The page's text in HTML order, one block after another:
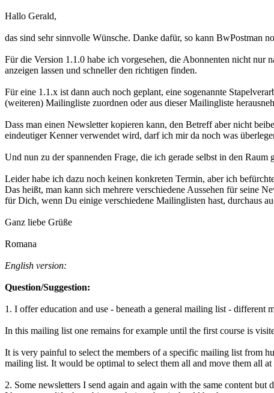
Hallo Gerald,
das sind sehr sinnvolle Wünsche. Danke dafür, so kann BwPostman
Für die Version 1.1.0 habe ich vorgesehen, die Abonnenten nicht
anzeigen lassen und schneller den richtigen finden.
Für eine 1.1.x ist dann auch noch geplant, eine sogenannte
(weiteren) Mailingliste zuordnen oder aus dieser Mailingliste
Dass man einen Newsletter kopieren kann, den Betreff aber nicht
eindeutiger Kenner verwendet wird, darf ich mir da noch was
Und nun zu der spannenden Frage, die ich gerade selbst in den Raum
Leider habe ich dazu noch keinen konkreten Termin, aber ich
Das heißt, man kann sich mehrere verschiedene Aussehen für seine
für Dich, wenn Du einige verschiedene Mailinglisten hast, durchaus
Ganz liebe Grüße
Romana
English version:
Question/Suggestion:
1. I offer education and use - beneath a general mailing list -
In this mailing list one remains for example until the first course is
It is very painful to select the members of a specific mailing list from
mailing list. It would be optimal to select them all and move them all
2. Some newsletters I send again and again with the same content